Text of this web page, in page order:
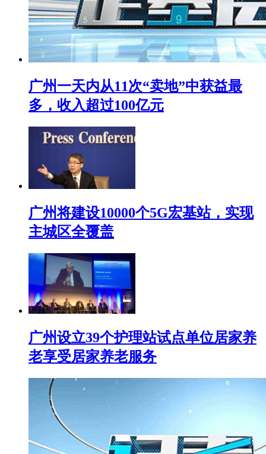
广州一天内从11次“卖地”中获益最
多，收入超过100亿元
广州将建设10000个5G宏基站，实现
主城区全覆盖
广州设立39个护理站试点单位居家养
老享受居家养老服务